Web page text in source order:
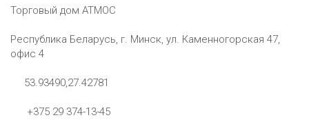
Торговый дом АТМОС
Республика Беларусь, г. Минск, ул. Каменногорская 47,
офис 4
53.93490,27.42781
+375 29 374-13-45